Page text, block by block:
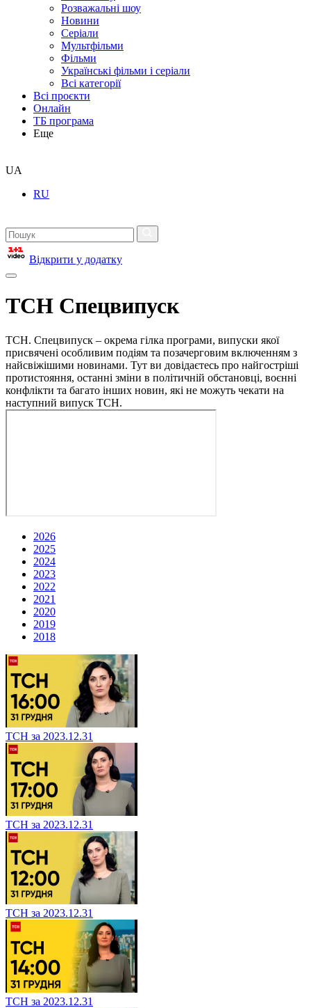
Розважальні шоу
Новини
Серіали
Мультфільми
Фільми
Українські фільми і серіали
Всі категорії
Всі проєкти
Онлайн
ТБ програма
Еще
UA
RU
Відкрити у додатку
ТСН Спецвипуск
ТСН. Спецвипуск – окрема гілка програми, випуски якої
присвячені особливим подіям та позачерговим включенням з
найсвіжішими новинами. Тут ви довідаєтесь про найгостріші
протистояння, останні зміни в політичній обстановці, воєнні
конфлікти та багато інших новин, які не можуть чекати на
наступний випуск ТСН.
2026
2025
2024
2023
2022
2021
2020
2019
2018
ТСН за 2023.12.31
ТСН за 2023.12.31
ТСН за 2023.12.31
ТСН за 2023.12.31